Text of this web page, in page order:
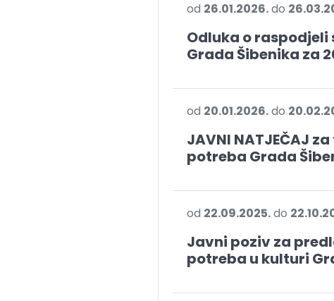
od 26.01.2026.do
Odluka o
Grada Šibenika za
od 20.01.2026.do
JAVNI NATJEČAJ
potreba Grada
od 22.09.2025.do
Javni poziv za
potreba u kulturi